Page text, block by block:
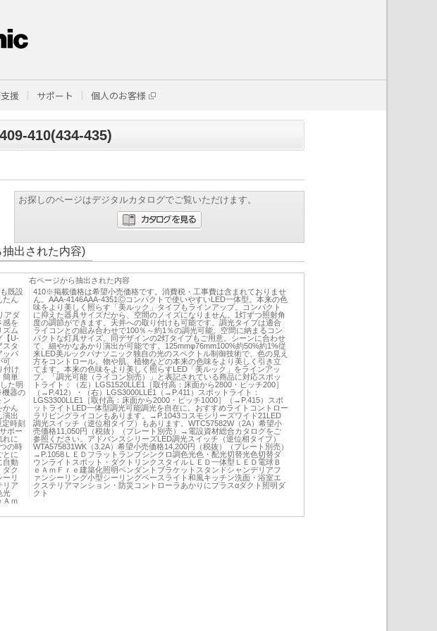
援 サポート 個人のお客様
410(434-435)
お探しのページはデジタルカタログでご覧いただけます。
出された内容)
既設
たん
アダ
感を
ズム
【U-
スタ
ッパ
可
付け
簡単
た明
器の
ン
かん
演出
時刻
ポー
れに
の時
とに
自動
ダク
リ
リア
光
Ａｍ
右ページから抽出された内容
410※掲載価格は希望小売価格です。消費税・工事費は含まれておりませ
ん。AAA-4146AAA-4351Ⓒコンパクトで使いやすいLED一体型。本来の色
味をより美しく照らす「美ルック」タイプもラインアップ。コンパクト
に抑えた器具サイズだから、空間のノイズになりません。1灯ずつ照射角
度の調節ができます。天井への取り付けも可能です。調光タイプは適合
ライコンとの組み合わせで100％～約1％の調光可能。空間に納まるコン
パクトな灯具サイズ。同デザインの2灯タイプもご用意。シーンに合わせ
て、細やかなあかり演出が可能です。125mmφ76mm100%約50%約1%従
来LED美ルックパナソニック独自の光のスペクトル制御技術で、色の見え
方をコントロール。物や肌、植物などの本来の色味をより美しく引き立
てます。本来の色味をより美しく照らすLED「美ルック」をラインアッ
プ。「調光可能（ライコン別売）」と表記されている商品に対応スポッ
トライト：（左）LGS1520LLE1［取付高：床面から2800・ピッチ200］
（→P.412）・（右）LGS3000LLE1（→P.411）スポットライト：
LGS3300LLE1［取付高：床面から2000・ピッチ1000］（→P.415）スポ
ットライトLED一体型調光可能調光を自在に。おすすめライトコントロー
ラリビングライコンもあります。→P.1043コスモシリーズワイド21LED
調光スイッチ（逆位相タイプ）もあります。WTC57582W（2A）希望小
売価格11,050円（税抜）（プレート別売）→電設資材総合カタログをご
参照ください。アドバンスシリーズLED調光スイッチ（逆位相タイプ）
WTA575831WK（3.2A）希望小売価格14,200円（税抜）（プレート別売）
→P.1058ＬＥＤフラットランプシンクロ調色光色・配光切替光色切替ダ
ウンライトスポット・ダクトリンクスタイルＬＥＤ一体型ＬＥＤ電球Ｂ
ｅＡｍＦｒｅ建築化照明ペンダントブラケットスタンドシャンデリアフ
ァンシーリング小型シーリングベースライト和風キッチン洗面・浴室エ
クステリアマンション・防災コントローラあかりにプラスαダクト照明ダ
クト